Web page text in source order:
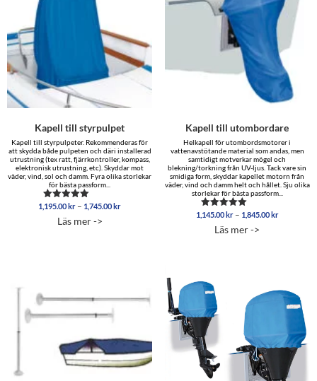
Kapell till styrpulpet
Kapell till styrpulpeter. Rekommenderas för
att skydda både pulpeten och däri installerad
utrustning (tex ratt, fjärrkontroller, kompass,
elektronisk utrustning, etc). Skyddar mot
väder, vind, sol och damm. Fyra olika storlekar
för bästa passform...
Betygsatt
av 5
1,195.00 kr – 1,745.00 krPrisintervall:
Läs mer ->
Kapell till utombordare
Helkapell för utombordsmotorer i
vattenavstötande material som andas, men
samtidigt motverkar mögel och
blekning/torkning från UV-ljus. Tack vare sin
smidiga form, skyddar kapellet motorn från
väder, vind och damm helt och hållet. Sju olika
storlekar för bästa passform...
Betygsatt
av 5
1,145.00 kr – 1,845.00 kr
Läs mer ->